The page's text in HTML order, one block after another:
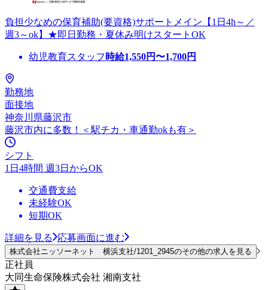
負担少なめの保育補助(要資格)サポートメイン【1日4h～／
週3～ok】★即日勤務・夏休み明けスタートOK
幼児教育スタッフ 時給1,550円〜1,700円
勤務地
面接地
神奈川県藤沢市
藤沢市内に多数！＜駅チカ・車通勤okも有＞
シフト
1日4時間 週3日からOK
交通費支給
未経験OK
短期OK
詳細を見る 応募画面に進む
株式会社ニッソーネット 横浜支社/1201_2945のその他の求人を見る
正社員
大同生命保険株式会社 湘南支社